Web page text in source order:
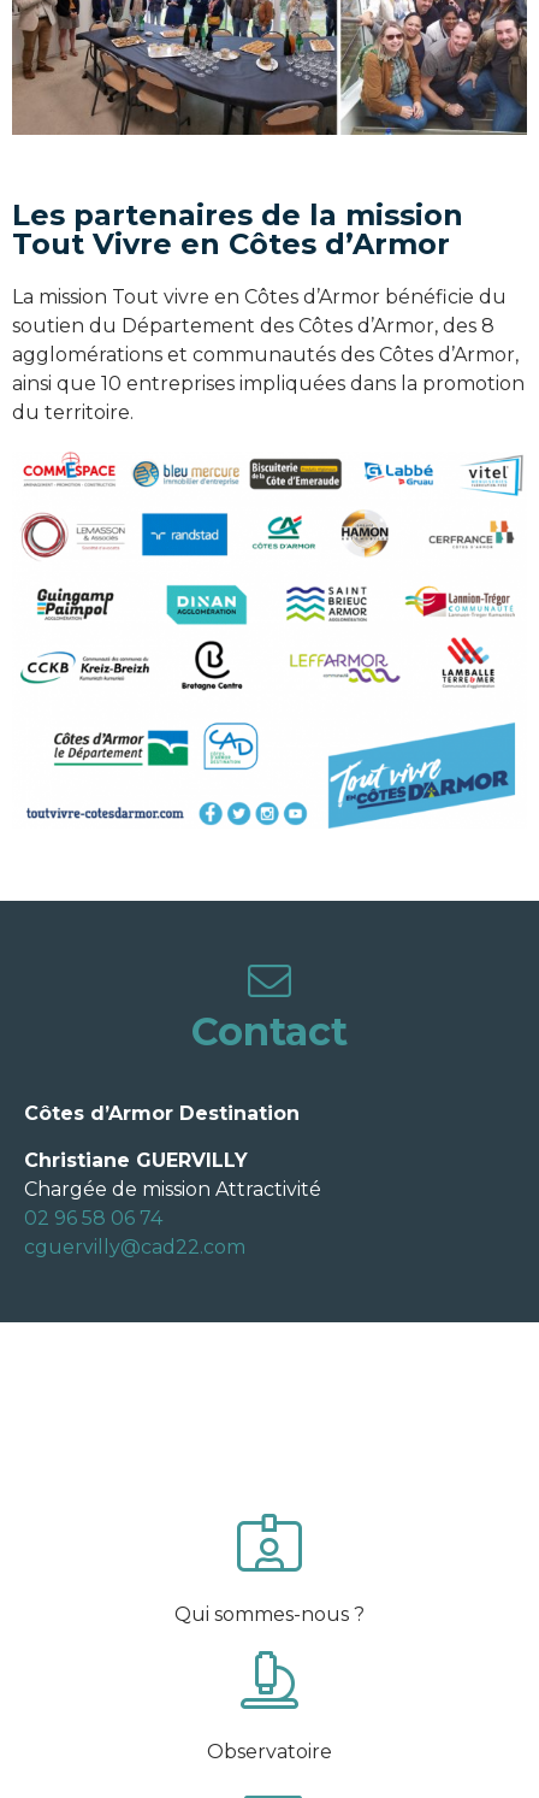
Les partenaires de la mission
Tout Vivre en Côtes d’Armor
La mission Tout vivre en Côtes d’Armor bénéficie du
soutien du Département des Côtes d’Armor, des 8
agglomérations et communautés des Côtes d’Armor,
ainsi que 10 entreprises impliquées dans la promotion
du territoire.
Contact
Côtes d’Armor Destination
Christiane GUERVILLY
Chargée de mission Attractivité
02 96 58 06 74
cguervilly@cad22.com
Qui sommes-nous ?
Observatoire